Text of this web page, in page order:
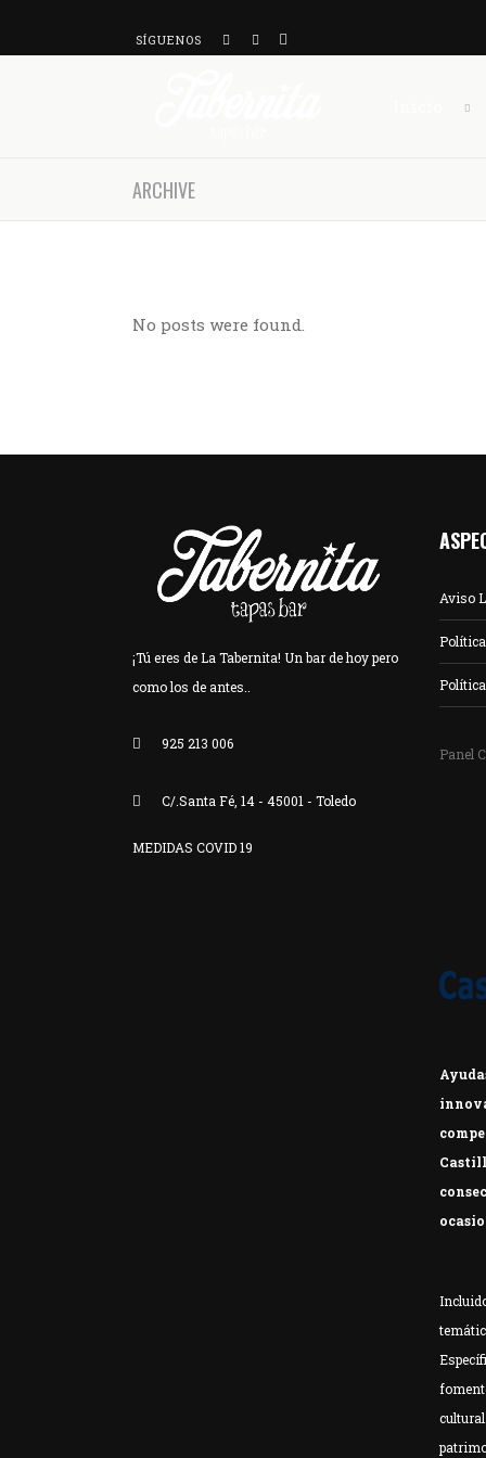
SÍGUENOS
ARCHIVE
No posts were found.
¡Tú eres de La Tabernita! Un bar de hoy pero
como los de antes..
925 213 006
C/.Santa Fé, 14 - 45001 - Toledo
MEDIDAS COVID 19
Aviso
Panel